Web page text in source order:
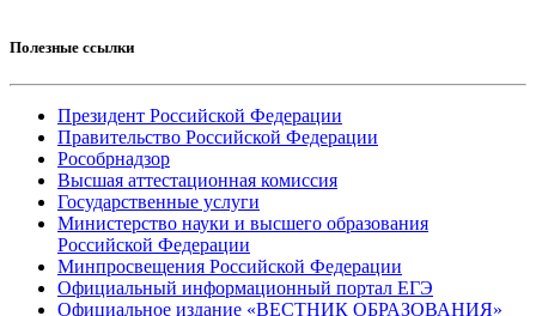
Полезные ссылки
Президент Российской Федерации
Правительство Российской Федерации
Рособрнадзор
Высшая аттестационная комиссия
Государственные услуги
Министерство науки и высшего образования
Российской Федерации
Минпросвещения Российской Федерации
Официальный информационный портал ЕГЭ
Официальное издание «ВЕСТНИК ОБРАЗОВАНИЯ»